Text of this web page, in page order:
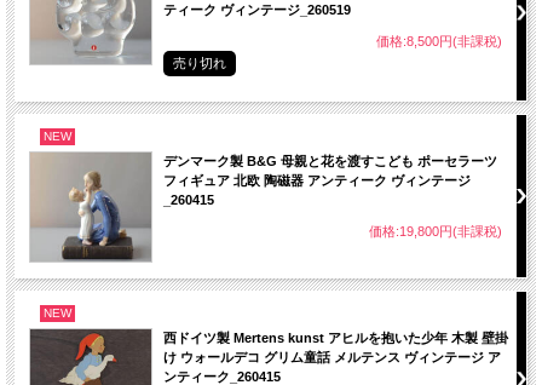
ティーク ヴィンテージ_260519
価格:8,500円(非課税)
売り切れ
NEW
デンマーク製 B&G 母親と花を渡すこども ポーセラーツ
フィギュア 北欧 陶磁器 アンティーク ヴィンテージ
_260415
価格:19,800円(非課税)
NEW
西ドイツ製 Mertens kunst アヒルを抱いた少年 木製 壁掛
け ウォールデコ グリム童話 メルテンス ヴィンテージ ア
ンティーク_260415